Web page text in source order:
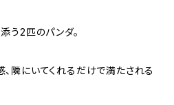
う2匹のパンダ。
隣にいてくれるだけで満たされる